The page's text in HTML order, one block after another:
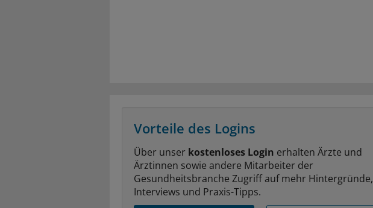
Vorteile des Logins
Über unser kostenloses Login erhalten Ärzte und
Ärztinnen sowie andere Mitarbeiter der
Gesundheitsbranche Zugriff auf mehr Hintergründe,
Interviews und Praxis-Tipps.